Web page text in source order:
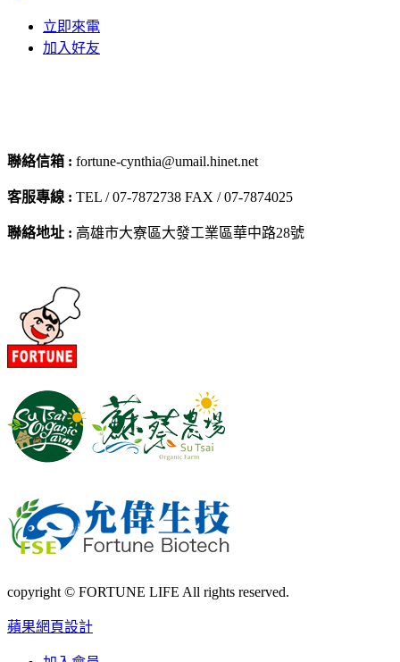
立即來電
加入好友
聯絡信箱 : fortune-cynthia@umail.hinet.net
客服專線 : TEL / 07-7872738 FAX / 07-7874025
聯絡地址 : 高雄市大寮區大發工業區華中路28號
copyright © FORTUNE LIFE All rights reserved.
蘋果網頁設計